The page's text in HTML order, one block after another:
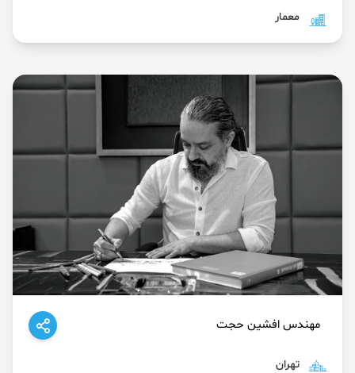
معمار
مهندس افشین حجت
تهران